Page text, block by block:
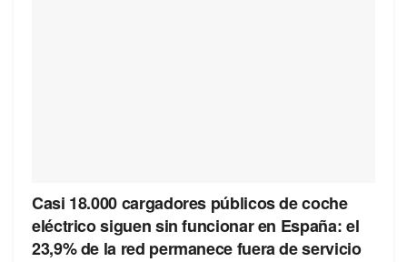
Casi 18.000 cargadores públicos de coche
eléctrico siguen sin funcionar en España: el
23,9% de la red permanece fuera de servicio